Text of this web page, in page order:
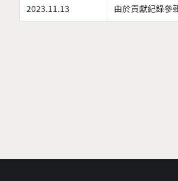
2023.11.13 由於貢獻紀錄參